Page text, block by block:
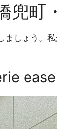
兜
ましょう。